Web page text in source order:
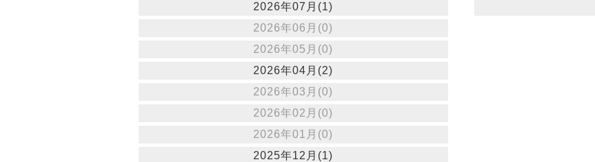
2026年07月(1)
2026年06月(0)
2026年05月(0)
2026年04月(2)
2026年03月(0)
2026年02月(0)
2026年01月(0)
2025年12月(1)